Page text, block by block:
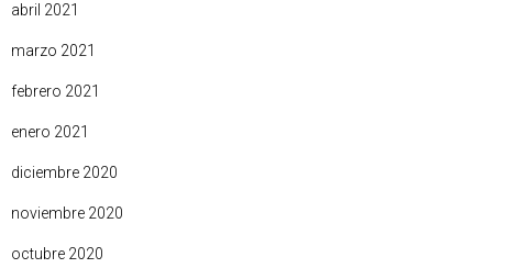
abril 2021
marzo 2021
febrero 2021
enero 2021
diciembre 2020
noviembre 2020
octubre 2020